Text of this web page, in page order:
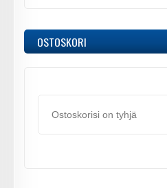
OSTOSKORI
Ostoskorisi on tyhjä